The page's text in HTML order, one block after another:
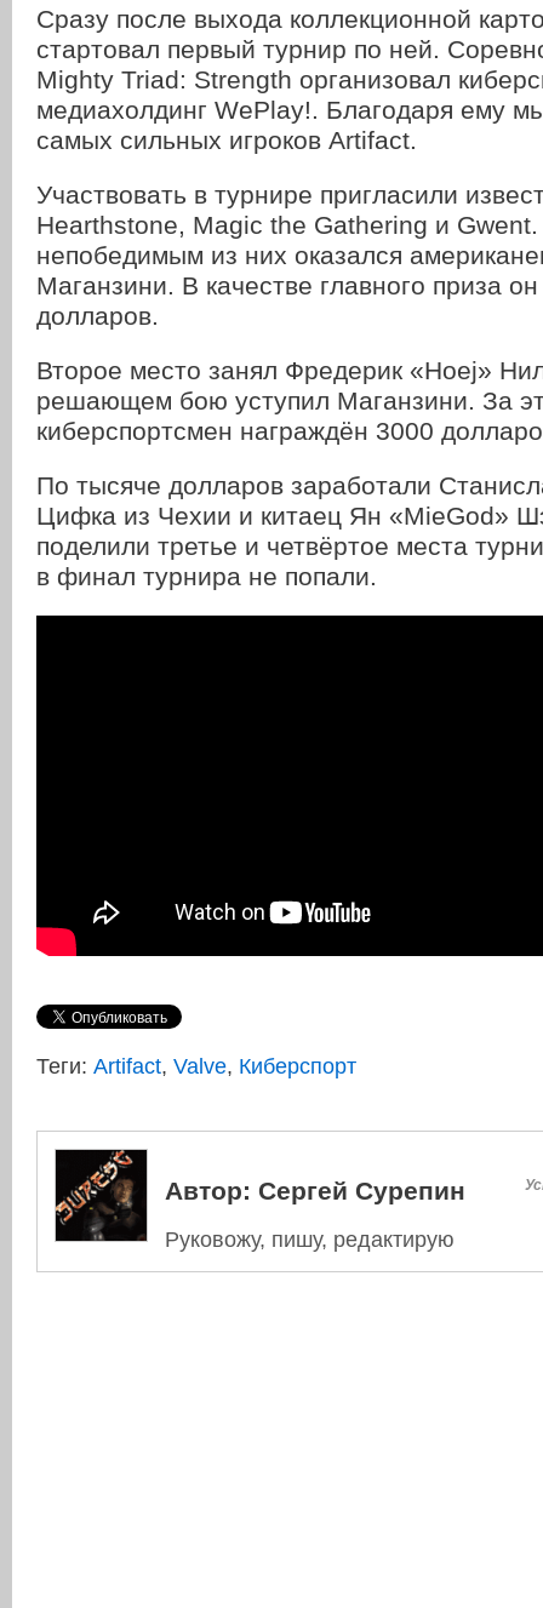
Сразу после выхода коллекционной
стартовал первый турнир по ней.
Mighty Triad: Strength организовал
медиахолдинг WePlay!. Благодаря ему
самых сильных игроков Artifact.
Участвовать в турнире пригласили
Hearthstone, Magic the Gathering и
непобедимым из них оказался
Маганзини. В качестве главного приза
долларов.
Второе место занял Фредерик «Hoej»
решающем бою уступил Маганзини. За
киберспортсмен награждён 3000
По тысяче долларов заработали
Цифка из Чехии и китаец Ян «MieGod»
поделили третье и четвёртое места
в финал турнира не попали.
Теги: Artifact, Valve, Киберспорт
Автор: Сергей Сурепин
Руковожу, пишу, редактирую